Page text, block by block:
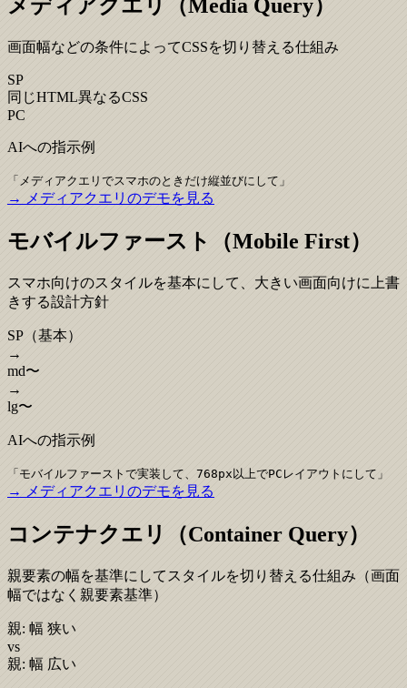
メディアクエリ（Media Query）
画面幅などの条件によってCSSを切り替える仕組み
SP
同じHTML異なるCSS
PC
AIへの指示例
「 メディアクエリでスマホのときだけ縦並びにして 」
→ メディアクエリのデモを見る
モバイルファースト（Mobile First）
スマホ向けのスタイルを基本にして、大きい画面向けに上書
きする設計方針
SP（基本）
→
md〜
→
lg〜
AIへの指示例
「 モバイルファーストで実装して、768px以上でPCレイアウトにして 」
→ メディアクエリのデモを見る
コンテナクエリ（Container Query）
親要素の幅を基準にしてスタイルを切り替える仕組み（画面
幅ではなく親要素基準）
親: 幅 狭い
vs
親: 幅 広い